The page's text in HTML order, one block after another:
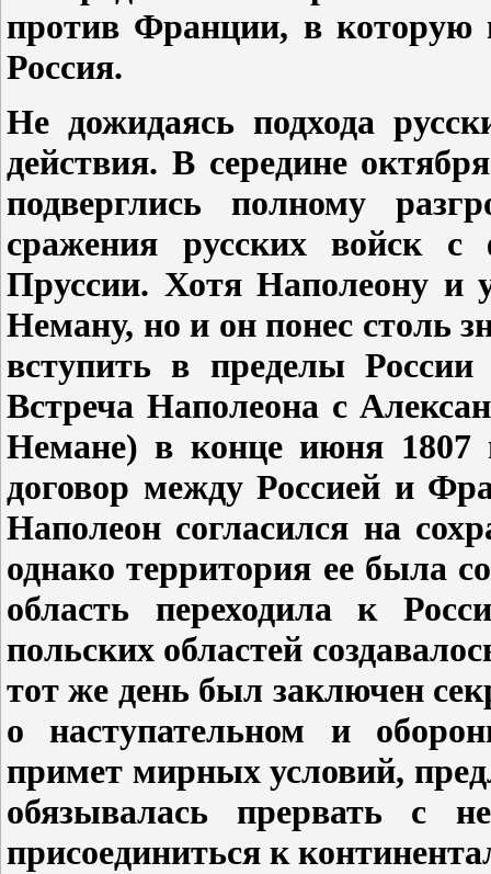
против Франции, в
Россия.
Не дожидаясь подхода
действия. В середине
подверглись полному
сражения русских войск с
Пруссии. Хотя Наполеону и
Неману, но и он понес столь
вступить в пределы
Встреча Наполеона с
Немане) в конце июня 1807
договор между Россией и
Наполеон согласился на
однако территория ее была
область переходила к
польских областей
тот же день был заключен
о наступательном и
примет мирных условий,
обязывалась прервать с
присоединиться к